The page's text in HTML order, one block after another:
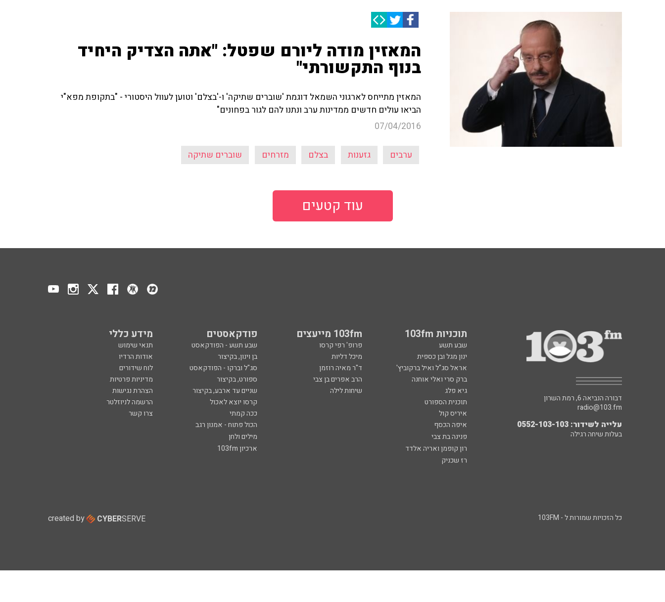
המאזין מודה ליורם שפטל: "אתה הצדיק היחיד
בנוף התקשורתי"
המאזין מתייחס לארגוני השמאל דוגמת 'שוברים שתיקה' ו-'בצלם' וטוען לעוול היסטורי - "בתקופת מפא"י
הביאו עולים חדשים ממדינות ערב ונתנו להם לגור בפחונים"
07/04/2016
ערבים גזענות בצלם מזרחים שוברים שתיקה
עוד קטעים
תוכניות 103fm 103fm מייעצים פודקאסטים מידע כללי
שבע תשע פרופ' רפי קרסו שבע תשע - הפודקאסט
תנאי שימוש
ינון מגל ובן כספית
מיכל דליות בן וינון, בקיצור
אודות הרדיו
אראל סג"ל ואיל ברקוביץ'
ד"ר מאיה רוזמן סג"ל וברקו - הפודקאסט
לוח שידורים
ברק סרי ואלי אוחנה
הרב אפרים בן צבי ספורט, בקיצור
מדיניות פרטיות
גיא פלג
שיחות לילה שניים עד ארבע, בקיצור
הצהרת נגישות
תוכנית הספורט
קרסו יוצא לאכול
הרשמה לניוזלטר
איריס קול
ככה קמתי
צרו קשר
איפה הכסף
הכול פתוח - אמנון רגב
פנינה בת צבי
מילים ולחן
רון קופמן ואריה אלדד
ארכיון 103fm
רז שכניק
דבורה הנביאה 6, רמת השרון
radio@103.fm
עלייה לשידור: 0552-103-103
בעלות שיחה רגילה
כל הזכויות שמורות ל - 103FM created by CYBERSERVE